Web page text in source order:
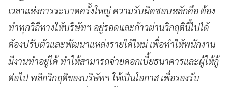
เวลาแห่งการระบาดครั้งใหญ่ ความรับผิดชอบหลักคือ ต้อง
ทำทุกวิถีทางให้บริษัทฯ อยู่รอดและก้าวผ่านวิกฤตินี้ไปได้
ต้องปรับตัวและพัฒนาแหล่งรายได้ใหม่ เพื่อทำให้พนักงาน
มีงานทำอยู่ได้ ทำให้สามารถจ่ายดอกเบี้ยธนาคารและผู้ให้กู้
ต่อไป พลิกวิกฤติของบริษัทฯ ให้เป็นโอกาส เพื่อรองรับ